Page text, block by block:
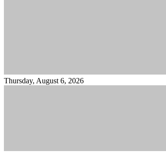
Thursday, August 6, 2026